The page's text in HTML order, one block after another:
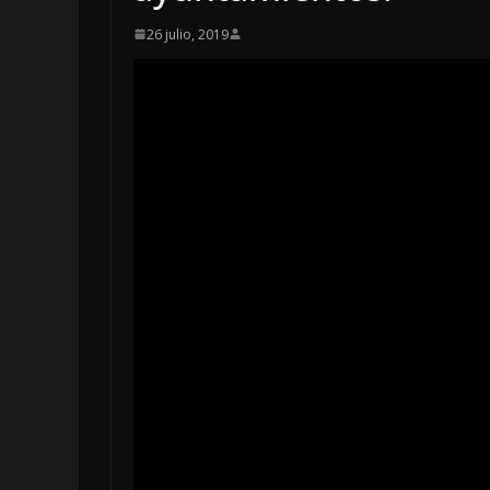
26 julio, 2019